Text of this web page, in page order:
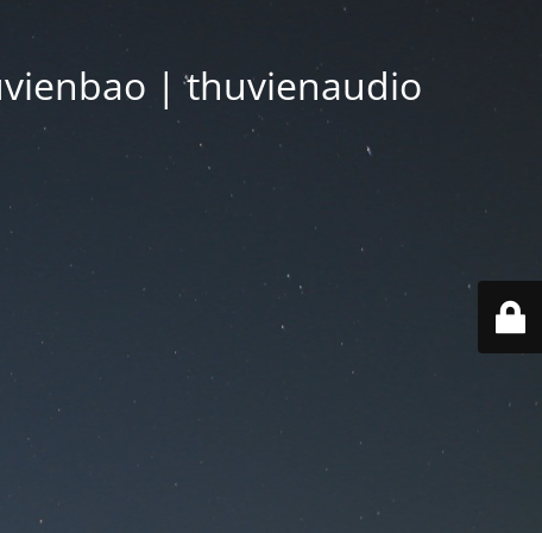
| thuvienaudio